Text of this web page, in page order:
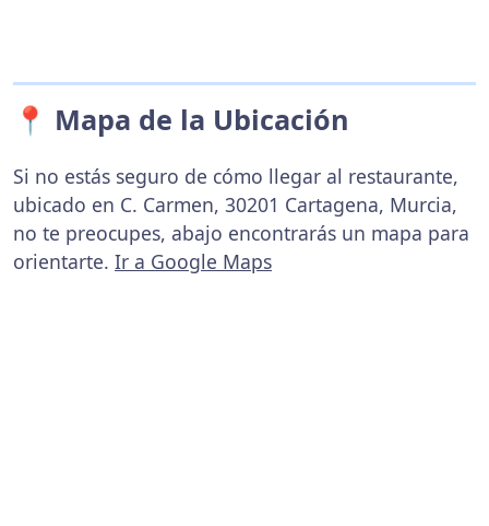
📍 Mapa de la Ubicación
Si no estás seguro de cómo llegar al restaurante,
ubicado en C. Carmen, 30201 Cartagena, Murcia,
no te preocupes, abajo encontrarás un mapa para
orientarte. Ir a Google Maps